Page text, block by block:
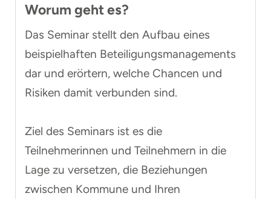
Worum geht es?
Das Seminar stellt den Aufbau eines
beispielhaften Beteiligungsmanagements
dar und erörtern, welche Chancen und
Risiken damit verbunden sind.
Ziel des Seminars ist es die
Teilnehmerinnen und Teilnehmern in die
Lage zu versetzen, die Beziehungen
zwischen Kommune und Ihren